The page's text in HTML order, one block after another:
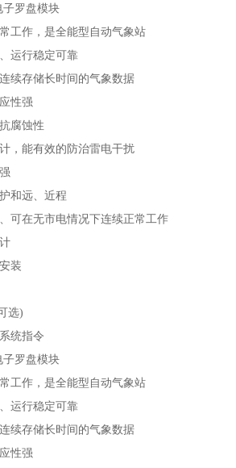
子罗盘模块
工作，是全能型自动气象站
运行稳定可靠
续存储长时间的气象数据
性强
腐蚀性
，能有效的防治雷电干扰
和远、近程
可在无市电情况下连续正常工作
装
选)
统指令
子罗盘模块
工作，是全能型自动气象站
运行稳定可靠
续存储长时间的气象数据
性强